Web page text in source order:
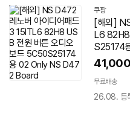
쿠팡
[해외]
L6 82H8
S25174
41,000
무료배송
26.08. 등